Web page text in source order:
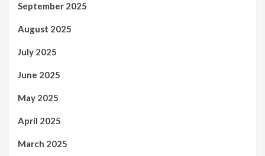
September 2025
August 2025
July 2025
June 2025
May 2025
April 2025
March 2025